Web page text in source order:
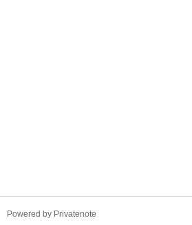
Powered by Privatenote
TistoryWhaleSkin3.4